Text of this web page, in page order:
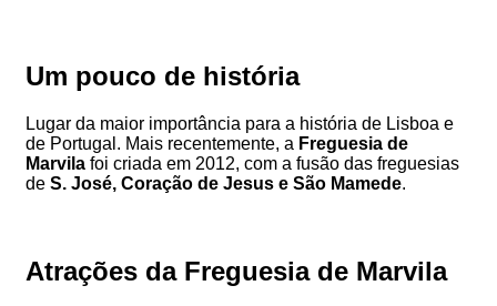
Um pouco de história
Lugar da maior importância para a história de Lisboa e
de Portugal. Mais recentemente, a Freguesia de
Marvila foi criada em 2012, com a fusão das freguesias
de S. José, Coração de Jesus e São Mamede.
Atrações da Freguesia de Marvila